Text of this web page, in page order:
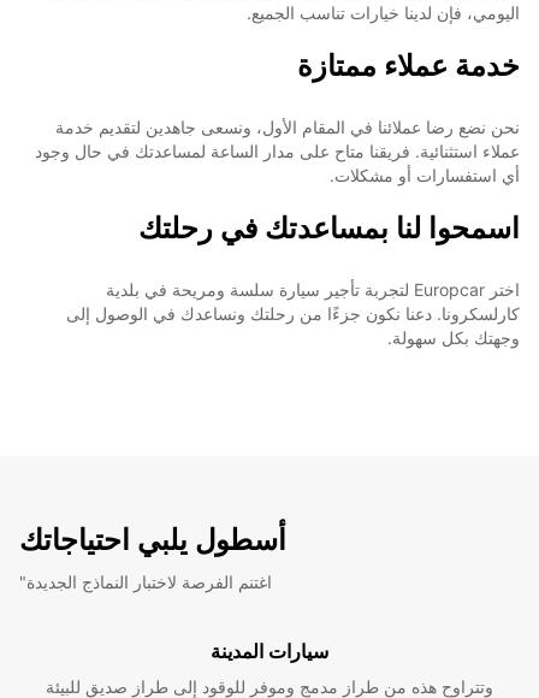
اليومي، فإن لدينا خيارات تناسب الجميع.
خدمة عملاء ممتازة
نحن نضع رضا عملائنا في المقام الأول، ونسعى جاهدين لتقديم خدمة
عملاء استثنائية. فريقنا متاح على مدار الساعة لمساعدتك في حال وجود
أي استفسارات أو مشكلات.
اسمحوا لنا بمساعدتك في رحلتك
اختر Europcar لتجربة تأجير سيارة سلسة ومريحة في بلدية
كارلسكرونا. دعنا نكون جزءًا من رحلتك ونساعدك في الوصول إلى
وجهتك بكل سهولة.
أسطول يلبي احتياجاتك
"اغتنم الفرصة لاختبار النماذج الجديدة
سيارات المدينة
وتتراوح هذه من طراز مدمج وموفر للوقود إلى طراز صديق للبيئة